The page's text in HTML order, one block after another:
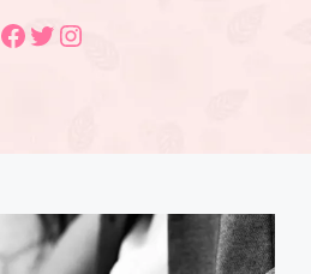
Facebook
Twitter
Instagram